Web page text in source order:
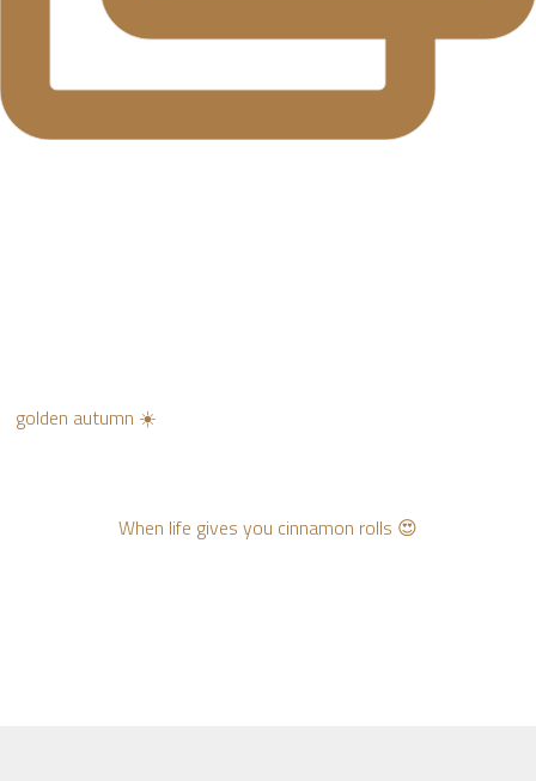
golden autumn ☀️
When life gives you cinnamon rolls 😍